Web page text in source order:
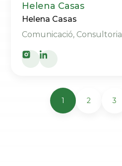
Helena Casas
Helena Casas
Comunicació, Consultoria
1 2 3